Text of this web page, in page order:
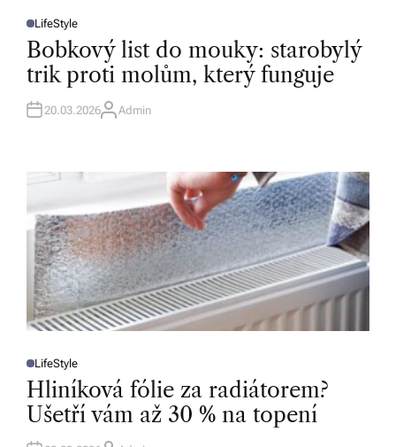
P
O
E
D
N
LifeStyle
Bobkový list do mouky: starobylý
trik proti molům, který funguje
20.03.2026A
Admin
P
O
T
D
LifeStyle
Hliníková fólie za radiátorem?
Ušetří vám až 30 % na topení